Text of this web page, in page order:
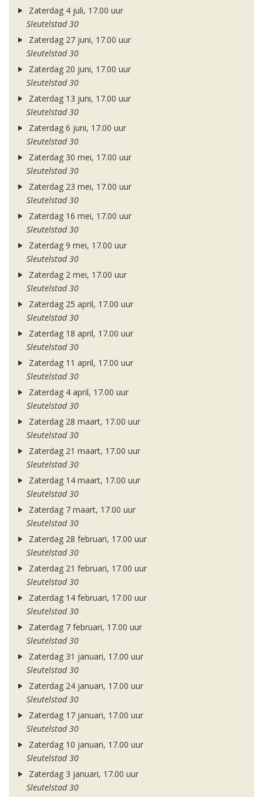
Zaterdag 4 juli, 17.00 uur
Sleutelstad 30
Zaterdag 27 juni, 17.00 uur
Sleutelstad 30
Zaterdag 20 juni, 17.00 uur
Sleutelstad 30
Zaterdag 13 juni, 17.00 uur
Sleutelstad 30
Zaterdag 6 juni, 17.00 uur
Sleutelstad 30
Zaterdag 30 mei, 17.00 uur
Sleutelstad 30
Zaterdag 23 mei, 17.00 uur
Sleutelstad 30
Zaterdag 16 mei, 17.00 uur
Sleutelstad 30
Zaterdag 9 mei, 17.00 uur
Sleutelstad 30
Zaterdag 2 mei, 17.00 uur
Sleutelstad 30
Zaterdag 25 april, 17.00 uur
Sleutelstad 30
Zaterdag 18 april, 17.00 uur
Sleutelstad 30
Zaterdag 11 april, 17.00 uur
Sleutelstad 30
Zaterdag 4 april, 17.00 uur
Sleutelstad 30
Zaterdag 28 maart, 17.00 uur
Sleutelstad 30
Zaterdag 21 maart, 17.00 uur
Sleutelstad 30
Zaterdag 14 maart, 17.00 uur
Sleutelstad 30
Zaterdag 7 maart, 17.00 uur
Sleutelstad 30
Zaterdag 28 februari, 17.00 uur
Sleutelstad 30
Zaterdag 21 februari, 17.00 uur
Sleutelstad 30
Zaterdag 14 februari, 17.00 uur
Sleutelstad 30
Zaterdag 7 februari, 17.00 uur
Sleutelstad 30
Zaterdag 31 januari, 17.00 uur
Sleutelstad 30
Zaterdag 24 januari, 17.00 uur
Sleutelstad 30
Zaterdag 17 januari, 17.00 uur
Sleutelstad 30
Zaterdag 10 januari, 17.00 uur
Sleutelstad 30
Zaterdag 3 januari, 17.00 uur
Sleutelstad 30